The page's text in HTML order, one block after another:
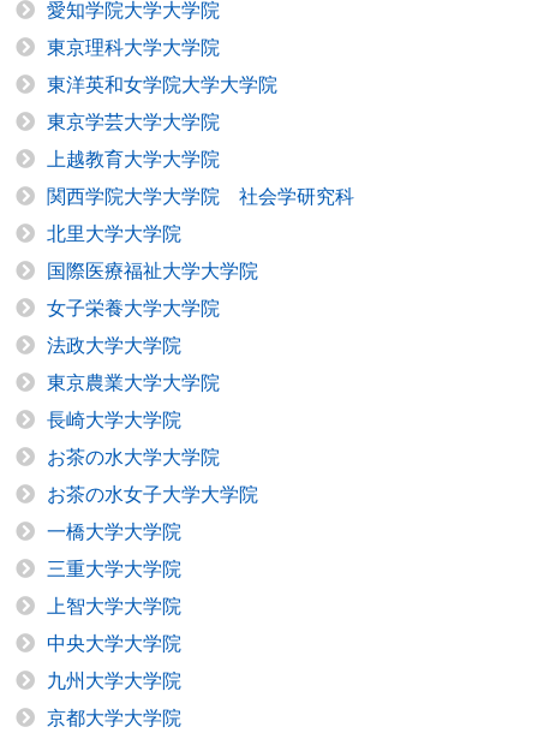
愛知学院大学大学院
東京理科大学大学院
東洋英和女学院大学大学院
東京学芸大学大学院
上越教育大学大学院
関西学院大学大学院 社会学研究科
北里大学大学院
国際医療福祉大学大学院
女子栄養大学大学院
法政大学大学院
東京農業大学大学院
長崎大学大学院
お茶の水大学大学院
お茶の水女子大学大学院
一橋大学大学院
三重大学大学院
上智大学大学院
中央大学大学院
九州大学大学院
京都大学大学院